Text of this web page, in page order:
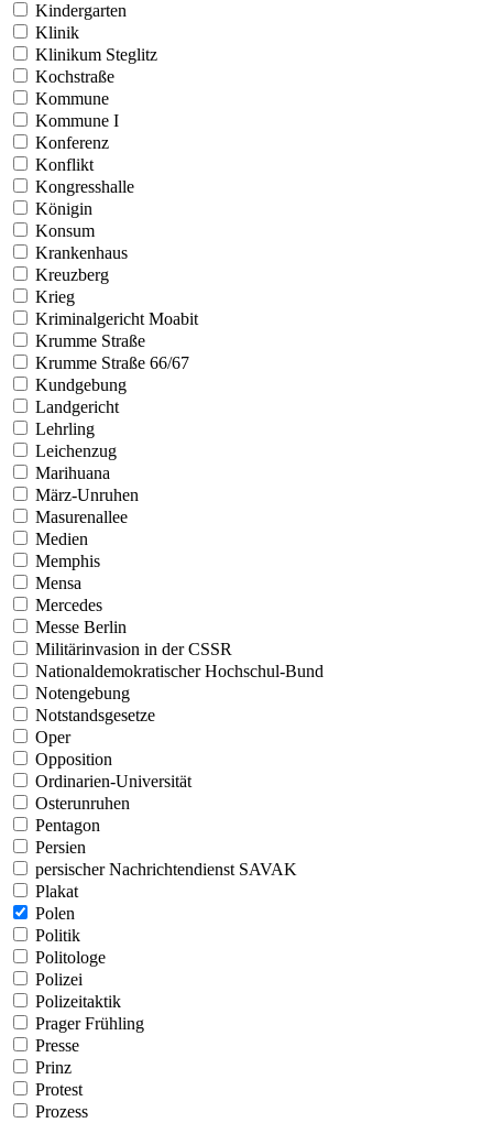
Kindergarten
Klinik
Klinikum Steglitz
Kochstraße
Kommune
Kommune I
Konferenz
Konflikt
Kongresshalle
Königin
Konsum
Krankenhaus
Kreuzberg
Krieg
Kriminalgericht Moabit
Krumme Straße
Krumme Straße 66/67
Kundgebung
Landgericht
Lehrling
Leichenzug
Marihuana
März-Unruhen
Masurenallee
Medien
Memphis
Mensa
Mercedes
Messe Berlin
Militärinvasion in der CSSR
Nationaldemokratischer Hochschul-Bund
Notengebung
Notstandsgesetze
Oper
Opposition
Ordinarien-Universität
Osterunruhen
Pentagon
Persien
persischer Nachrichtendienst SAVAK
Plakat
Polen
Politik
Politologe
Polizei
Polizeitaktik
Prager Frühling
Presse
Prinz
Protest
Prozess